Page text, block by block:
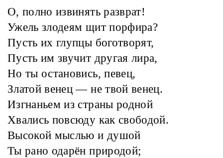
О, полно извинять разврат!
Ужель злодеям щит порфира?
Пусть их глупцы боготворят,
Пусть им звучит другая лира,
Но ты остановись, певец,
Златой венец — не твой венец.
Изгнаньем из страны родной
Хвались повсюду как свободой.
Высокой мыслью и душой
Ты рано одарён природой;